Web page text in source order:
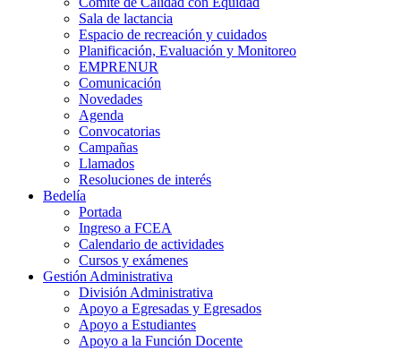
Sala de lactancia
Espacio de recreación y cuidados
Planificación, Evaluación y Monitoreo
EMPRENUR
Comunicación
Novedades
Agenda
Convocatorias
Campañas
Llamados
Resoluciones de interés
Bedelía
Portada
Ingreso a FCEA
Calendario de actividades
Cursos y exámenes
Gestión Administrativa
División Administrativa
Apoyo a Egresadas y Egresados
Apoyo a Estudiantes
Apoyo a la Función Docente